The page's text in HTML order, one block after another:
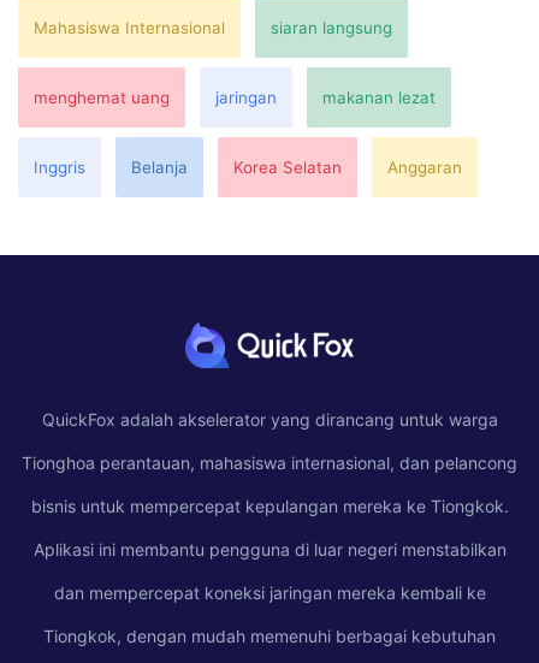
Mahasiswa Internasional siaran langsung
menghemat uang jaringan makanan lezat
Inggris Belanja Korea Selatan Anggaran
QuickFox adalah akselerator yang dirancang untuk warga
Tionghoa perantauan, mahasiswa internasional, dan pelancong
bisnis untuk mempercepat kepulangan mereka ke Tiongkok.
Aplikasi ini membantu pengguna di luar negeri menstabilkan
dan mempercepat koneksi jaringan mereka kembali ke
Tiongkok, dengan mudah memenuhi berbagai kebutuhan